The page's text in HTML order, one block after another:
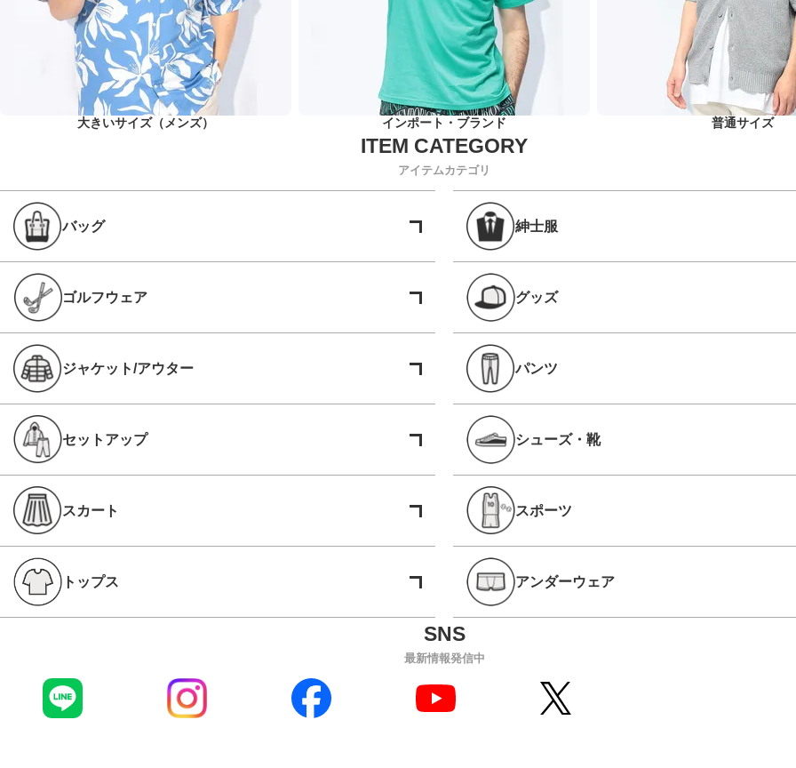
大きいサイズ（メンズ） インポート・ブランド 普通サイズ
アイテムカテゴリ
バッグ 紳士服
ゴルフウェア グッズ
ジャケット/アウター パンツ
セットアップ シューズ・靴
スカート スポーツ
トップス アンダーウェア
最新情報発信中